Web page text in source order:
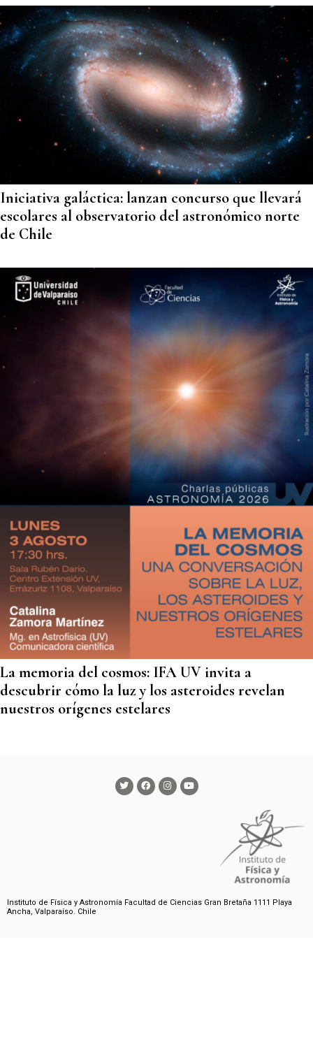
Iniciativa galáctica: lanzan concurso que llevará
escolares al observatorio del astronómico norte
de Chile
La memoria del cosmos: IFA UV invita a
descubrir cómo la luz y los asteroides revelan
nuestros orígenes estelares
Instituto de Física y Astronomía Facultad de Ciencias Gran Bretaña 1111 Playa
Ancha, Valparaíso. Chile